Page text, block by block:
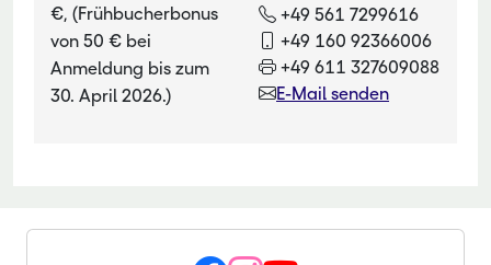
€, (Frühbucherbonus
von 50 € bei
Anmeldung bis zum
30. April 2026.)
+49 561 7299616
+49 160 92366006
+49 611 327609088
E-Mail senden